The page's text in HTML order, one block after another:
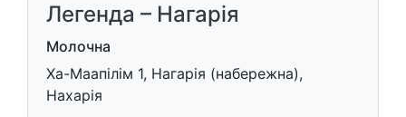
Легенда – Нагарія
Молочна
Ха-Маапілім 1, Нагарія (набережна),
Нахарія